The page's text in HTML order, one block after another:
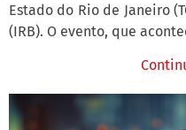
Estado do Rio de Janeiro
(IRB). O evento, que